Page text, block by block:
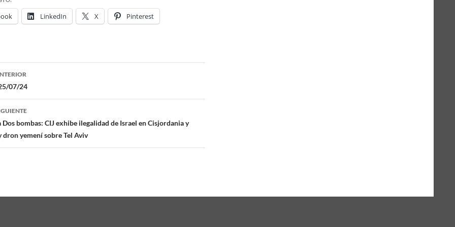
LinkedIn X Pinterest
07/24
Dos bombas: CIJ exhibe ilegalidad de Israel en Cisjordania y
dron yemení sobre Tel Aviv